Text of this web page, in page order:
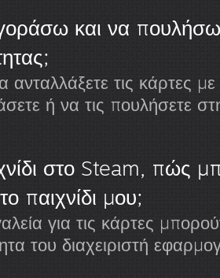
και να πουλήσω
ανταλλάξετε τις κάρτες
ή να τις πουλήσετε
στο Steam, πώς
παιχνίδι μου;
για τις κάρτες
του διαχειριστή